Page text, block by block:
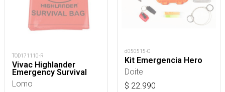
TOD171110-R
Vivac Highlander
Emergency Survival
Lomo
d050515-C
Kit Emergencia Hero
Doite
$ 22.990